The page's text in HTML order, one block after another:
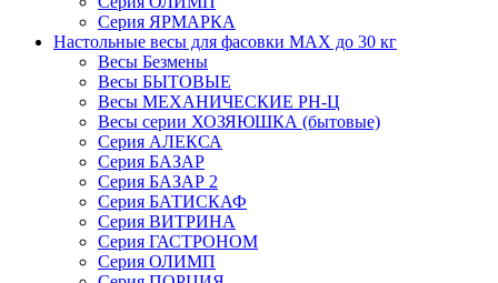
Серия ЯРМАРКА
Настольные весы для фасовки MAX до 30 кг
Весы Безмены
Весы БЫТОВЫЕ
Весы МЕХАНИЧЕСКИЕ РН-Ц
Весы серии ХОЗЯЮШКА (бытовые)
Серия АЛЕКСА
Серия БАЗАР
Серия БАЗАР 2
Серия БАТИСКАФ
Серия ВИТРИНА
Серия ГАСТРОНОМ
Серия ОЛИМП